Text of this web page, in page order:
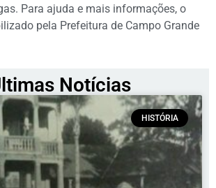
Para ajuda e mais informações, o
pela Prefeitura de Campo Grande
Notícias
HISTÓRIA